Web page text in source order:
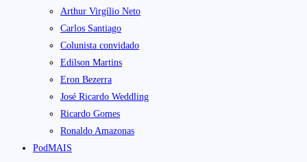
Arthur Virgílio Neto
Carlos Santiago
Colunista convidado
Edilson Martins
Eron Bezerra
José Ricardo Weddling
Ricardo Gomes
Ronaldo Amazonas
PodMAIS